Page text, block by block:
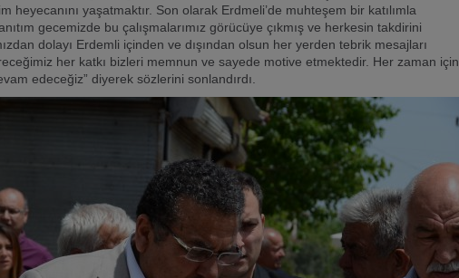
heyecanını yaşatmaktır. Son olarak Erdmeli’de muhteşem bir katılımla
gecemizde bu çalışmalarımız görücüye çıkmış ve herkesin takdirini
dolayı Erdemli içinden ve dışından olsun her yerden tebrik mesajları
her katkı bizleri memnun ve sayede motive etmektedir. Her zaman için
edeceğiz” diyerek sözlerini sonlandırdı.